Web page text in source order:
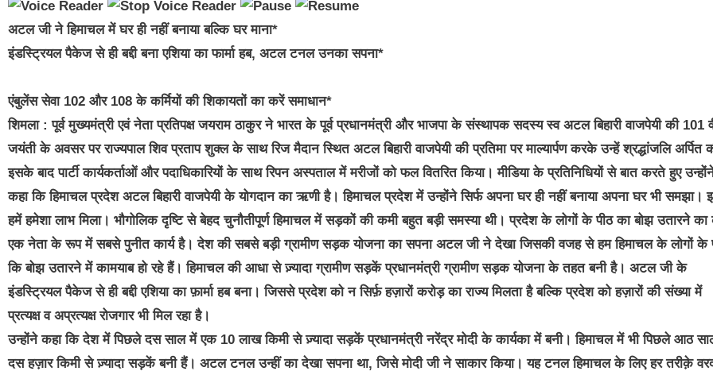
अटल जी ने हिमाचल में घर ही नहीं बनाया बल्कि घर माना*
इंडस्ट्रियल पैकेज से ही बद्दी बना एशिया का फार्मा हब, अटल टनल उनका सपना*
एंबुलेंस सेवा 102 और 108 के कर्मियों की शिकायतों का करें समाधान*
शिमला : पूर्व मुख्यमंत्री एवं नेता प्रतिपक्ष जयराम ठाकुर ने भारत के पूर्व प्रधानमंत्री और भाजपा के संस्थापक सदस्य स्व अटल बिहारी वाजपेयी की 101
जयंती के अवसर पर राज्यपाल शिव प्रताप शुक्ल के साथ रिज मैदान स्थित अटल बिहारी वाजपेयी की प्रतिमा पर माल्यार्पण करके उन्हें श्रद्धांजलि अर्पित
इसके बाद पार्टी कार्यकर्ताओं और पदाधिकारियों के साथ रिपन अस्पताल में मरीजों को फल वितरित किया। मीडिया के प्रतिनिधियों से बात करते हुए
कहा कि हिमाचल प्रदेश अटल बिहारी वाजपेयी के योगदान का ऋणी है। हिमाचल प्रदेश में उन्होंने सिर्फ अपना घर ही नहीं बनाया अपना घर भी समझा।
हमें हमेशा लाभ मिला। भौगोलिक दृष्टि से बेहद चुनौतीपूर्ण हिमाचल में सड़कों की कमी बहुत बड़ी समस्या थी। प्रदेश के लोगों के पीठ का बोझ उतारने का
एक नेता के रूप में सबसे पुनीत कार्य है। देश की सबसे बड़ी ग्रामीण सड़क योजना का सपना अटल जी ने देखा जिसकी वजह से हम हिमाचल के लोगों के
कि बोझ उतारने में कामयाब हो रहे हैं। हिमाचल की आधा से ज़्यादा ग्रामीण सड़कें प्रधानमंत्री ग्रामीण सड़क योजना के तहत बनी है। अटल जी के
इंडस्ट्रियल पैकेज से ही बद्दी एशिया का फ़ार्मा हब बना। जिससे प्रदेश को न सिर्फ़ हज़ारों करोड़ का राज्य मिलता है बल्कि प्रदेश को हज़ारों की संख्या में
प्रत्यक्ष व अप्रत्यक्ष रोजगार भी मिल रहा है।
उन्होंने कहा कि देश में पिछले दस साल में एक 10 लाख किमी से ज़्यादा सड़कें प्रधानमंत्री नरेंद्र मोदी के कार्यका में बनी। हिमाचल में भी पिछले आठ
दस हज़ार किमी से ज़्यादा सड़कें बनी हैं। अटल टनल उन्हीं का देखा सपना था, जिसे मोदी जी ने साकार किया। यह टनल हिमाचल के लिए हर तरीक़े